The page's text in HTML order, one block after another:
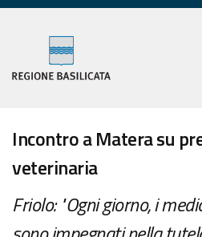
Incontro a Matera su
veterinaria
Friolo: "Ogni giorno, i